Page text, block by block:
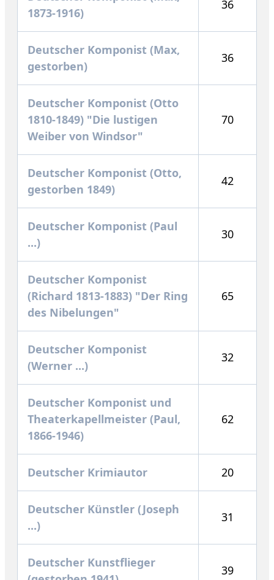
1873-1916)
36
Deutscher Komponist (Max,
gestorben)
36
Deutscher Komponist (Otto
1810-1849) "Die lustigen
Weiber von Windsor"
70
Deutscher Komponist (Otto,
gestorben 1849)
42
Deutscher Komponist (Paul
...)
30
Deutscher Komponist
(Richard 1813-1883) "Der Ring
des Nibelungen"
65
Deutscher Komponist
(Werner ...)
32
Deutscher Komponist und
Theaterkapellmeister (Paul,
1866-1946)
62
Deutscher Krimiautor 20
Deutscher Künstler (Joseph
...)
31
Deutscher Kunstflieger
39